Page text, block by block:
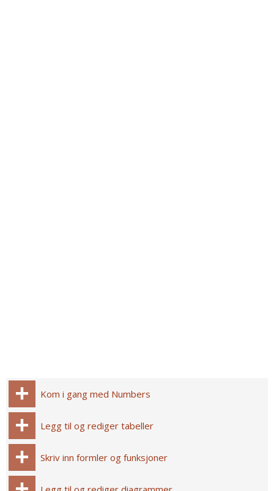
Kom i gang med Numbers
Legg til og rediger tabeller
Skriv inn formler og funksjoner